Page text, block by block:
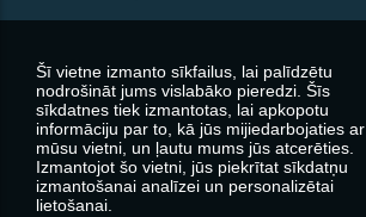
Šī vietne izmanto sīkfailus, lai palīdzētu
nodrošināt jums vislabāko pieredzi. Šīs
sīkdatnes tiek izmantotas, lai apkopotu
informāciju par to, kā jūs mijiedarbojaties ar
mūsu vietni, un ļautu mums jūs atcerēties.
Izmantojot šo vietni, jūs piekrītat sīkdatņu
izmantošanai analīzei un personalizētai
lietošanai.